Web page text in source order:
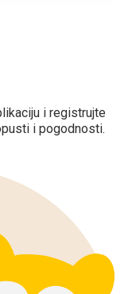
i registrujte
i pogodnosti.